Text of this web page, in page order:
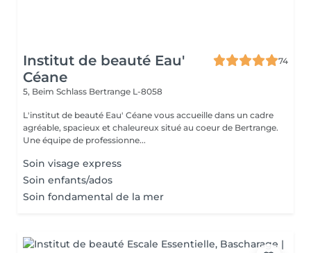
Institut de beauté Eau'
Céane
74
5, Beim Schlass Bertrange L-8058
L'institut de beauté Eau' Céane vous accueille dans un cadre
agréable, spacieux et chaleureux situé au coeur de Bertrange.
Une équipe de professionne...
Soin visage express
Soin enfants/ados
Soin fondamental de la mer